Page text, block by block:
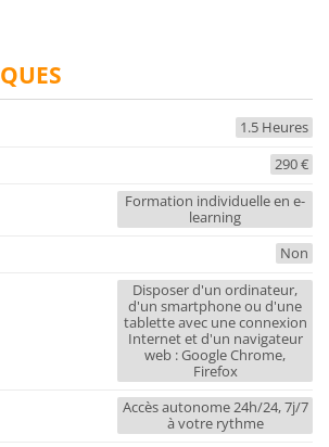
1.5 Heures
290 €
Formation individuelle en e-
learning
Non
Disposer d'un ordinateur,
d'un smartphone ou d'une
tablette avec une connexion
Internet et d'un navigateur
web : Google Chrome,
Firefox
Accès autonome 24h/24, 7j/7
à votre rythme